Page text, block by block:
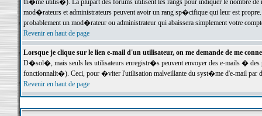
th�me utilis�). La plupart des forums utilisent les rangs pour indiquer le nombre de
mod�rateurs et administrateurs peuvent avoir un rang sp�cifique qui leur est
probablement un mod�rateur ou administrateur qui abaissera simplement votre
Revenir en haut de page
Lorsque je clique sur le lien e-mail d'un utilisateur, on me demande de me
D�sol�, mais seuls les utilisateurs enregistr�s peuvent envoyer des e-mails �
fonctionnalit�). Ceci, pour �viter l'utilisation malveillante du syst�me d'e-mail par
Revenir en haut de page